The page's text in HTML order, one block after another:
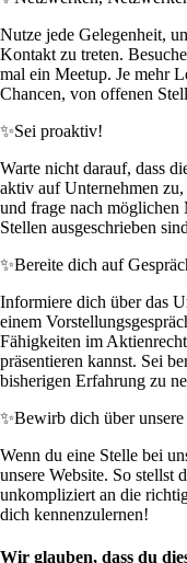
Nutze jede Gelegenheit,
Kontakt zu treten.
mal ein Meetup. Je mehr
Chancen, von offenen
✨Sei proaktiv!
Warte nicht darauf, dass
aktiv auf Unternehmen
und frage nach
Stellen ausgeschrieben
✨Bereite dich auf
Informiere dich über das
einem
Fähigkeiten im
präsentieren kannst. Sei
bisherigen Erfahrung zu
✨Bewirb dich über unsere
Wenn du eine Stelle bei
unsere Website. So stellst
unkompliziert an die
dich kennenzulernen!
Wir glauben, dass du